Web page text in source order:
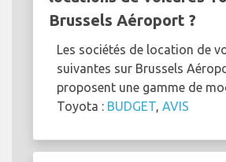
Brussels Aéroport ?
Les sociétés de location de
suivantes sur Brussels
proposent une gamme de
Toyota : BUDGET, AVIS